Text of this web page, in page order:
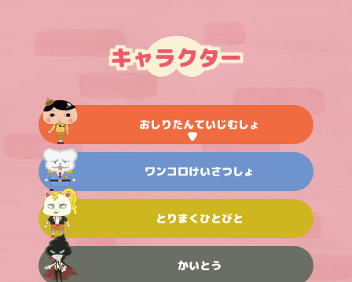
キャラクター
おしりたんていじむしょ
ワンコロけいさつしょ
とりまくひとびと
かいとう